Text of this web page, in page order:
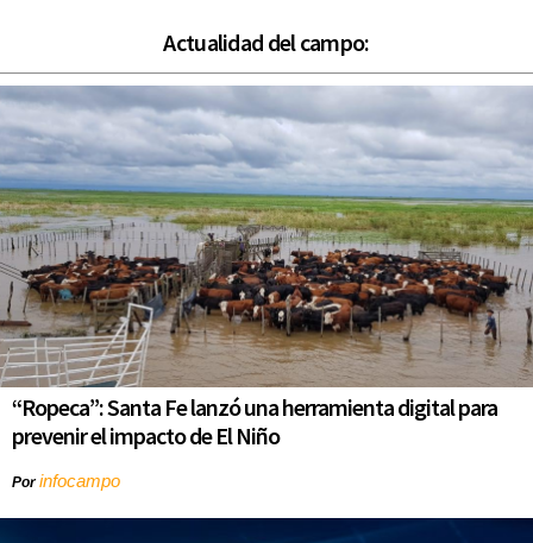
Actualidad del campo:
“Ropeca”: Santa Fe lanzó una herramienta digital para
prevenir el impacto de El Niño
Porinfocampo